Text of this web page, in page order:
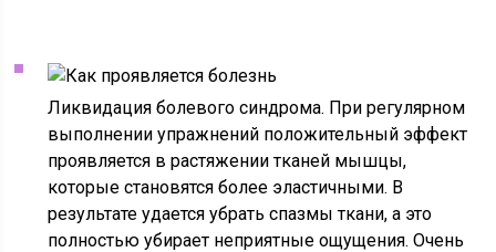
Ликвидация болевого синдрома. При регулярном
выполнении упражнений положительный эффект
проявляется в растяжении тканей мышцы,
которые становятся более эластичными. В
результате удается убрать спазмы ткани, а это
полностью убирает неприятные ощущения. Очень